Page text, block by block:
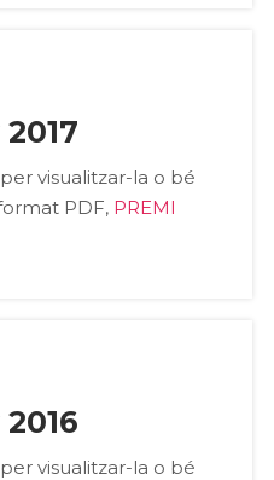
visualitzar-la o bé
PDF, PREMI
visualitzar-la o bé